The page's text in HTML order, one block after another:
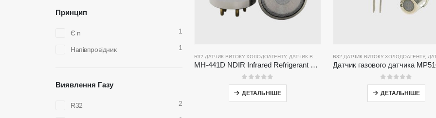
R32 ДАТЧИК ВИТОКУ ХОЛОДОАГЕНТУ, ДАТЧИК ВИТОКУ ХОЛОДОАГЕНТУ R134A ,ДАТЧИК ВИТОКУ
MH-441D NDIR Infrared Refrigerant Sensor | High Sensitivity | HVAC & Industrial Safety | Long Lifespan
0з 5
ДЕТАЛЬНІШЕ
R32 ДАТЧИК ВИТОКУ ХОЛОДОАГЕНТУ, ДАТЧИК
0з 5
ДЕТАЛЬНІШЕ
Принцип
Є n 1
Напівпровідник 1
Виявлення Газу
R32 2